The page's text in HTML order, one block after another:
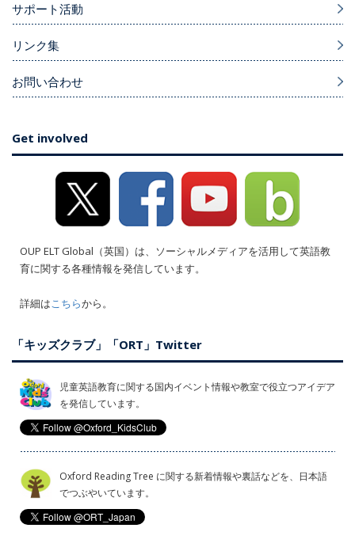
サポート活動
リンク集
お問い合わせ
Get involved
OUP ELT Global（英国）は、ソーシャルメディアを活用して英語教
育に関する各種情報を発信しています。
詳細はこちらから。
「キッズクラブ」「ORT」Twitter
児童英語教育に関する国内イベント情報や教室で役立つアイデア
を発信しています。
Oxford Reading Tree に関する新着情報や裏話などを、日本語
でつぶやいています。